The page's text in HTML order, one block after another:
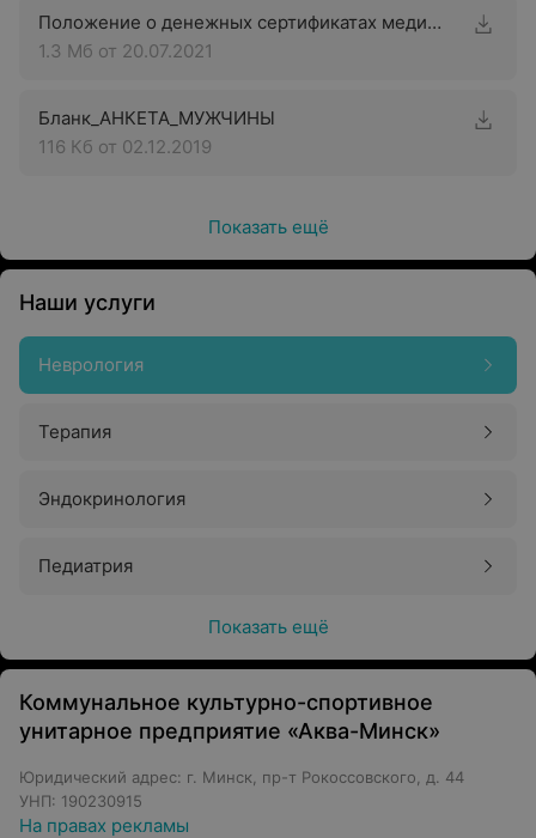
Положение о денежных сертификатах медицинского центра «Аква-Минск Клиника»
1.3 Мб от 20.07.2021
Бланк_АНКЕТА_МУЖЧИНЫ
116 Кб от 02.12.2019
Показать ещё
Наши услуги
Неврология
Терапия
Эндокринология
Педиатрия
Показать ещё
Коммунальное культурно-спортивное
унитарное предприятие «Аква-Минск»
Юридический адрес: г. Минск, пр-т Рокоссовского, д. 44
УНП: 190230915
На правах рекламы